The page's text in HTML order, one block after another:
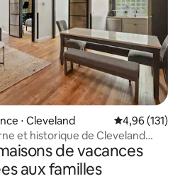
⋅ Cleveland Évaluation
4,96 (131)
et historique de Cleveland
de vacances
aux familles